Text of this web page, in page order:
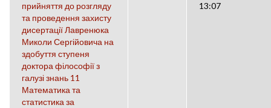
прийняття до розгляду
та проведення захисту
дисертації Лавренюка
Миколи Сергійовича на
здобуття ступеня
доктора філософії з
галузі знань 11
Математика та
статистика за
13:07